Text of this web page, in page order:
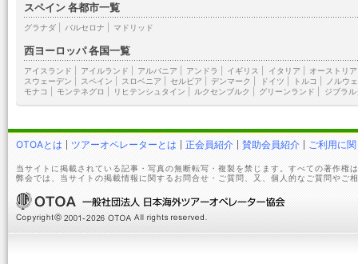
スペイン 各都市一覧
グラナダ バルセロナ マドリッド
西ヨーロッパ 各国一覧
アイスランド アイルランド アルバニア アンドラ イギリス イタリア オーストリア
スウェーデン
スペイン スロベニア セルビア デンマーク ドイツ トルコ
ノルウ
モナコ
モンテネグロ リヒテンシュタイン ルクセンブルク グリーンランド ジブラル
OTOAとは ツアーオペレーターとは 正会員紹介 賛助会員紹介 ご利用に
当サイトに掲載されている記事・写真の無断転写・複製を禁じます。すべての著作権
弊会では、当サイトの掲載情報に関するお問合せ・ご質問、又、個人的なご質問やご